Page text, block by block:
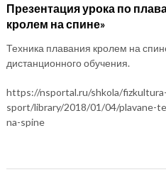
Презентация урока по
кролем на спине»
Техника плавания кролем на
дистанционного обучения.
https://nsportal.ru/shkola/
sport/library/2018/01/04/plavane-
na-spine